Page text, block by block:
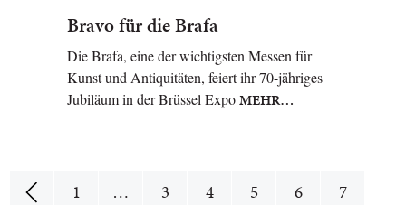
Bravo für die Brafa
Die Brafa, eine der wichtigsten Messen für
Kunst und Antiquitäten, feiert ihr 70-jähriges
Jubiläum in der Brüssel ExpoMEHR…
1 … 3 4 5 6
7